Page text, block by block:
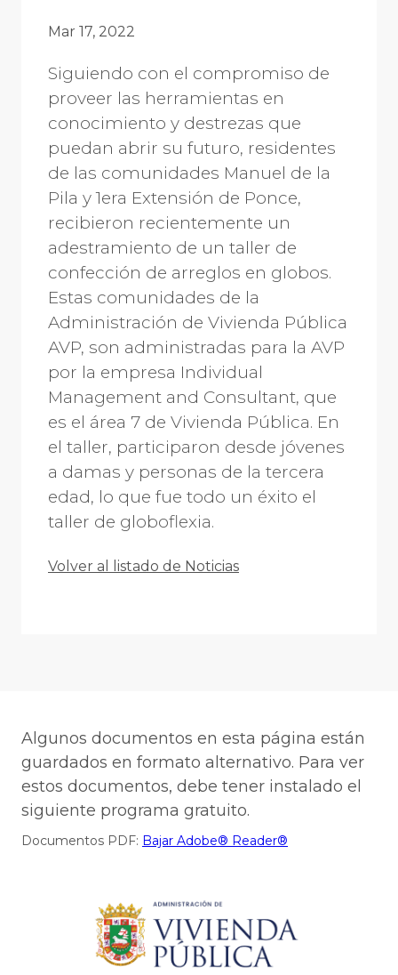
Mar 17, 2022
Siguiendo con el compromiso de
proveer las herramientas en
conocimiento y destrezas que
puedan abrir su futuro, residentes
de las comunidades Manuel de la
Pila y 1era Extensión de Ponce,
recibieron recientemente un
adestramiento de un taller de
confección de arreglos en globos.
Estas comunidades de la
Administración de Vivienda Pública
AVP, son administradas para la AVP
por la empresa Individual
Management and Consultant, que
es el área 7 de Vivienda Pública. En
el taller, participaron desde jóvenes
a damas y personas de la tercera
edad, lo que fue todo un éxito el
taller de globoflexia.
Volver al listado de Noticias
Algunos documentos en esta página están
guardados en formato alternativo. Para ver
estos documentos, debe tener instalado el
siguiente programa gratuito.
Documentos PDF: Bajar Adobe® Reader®